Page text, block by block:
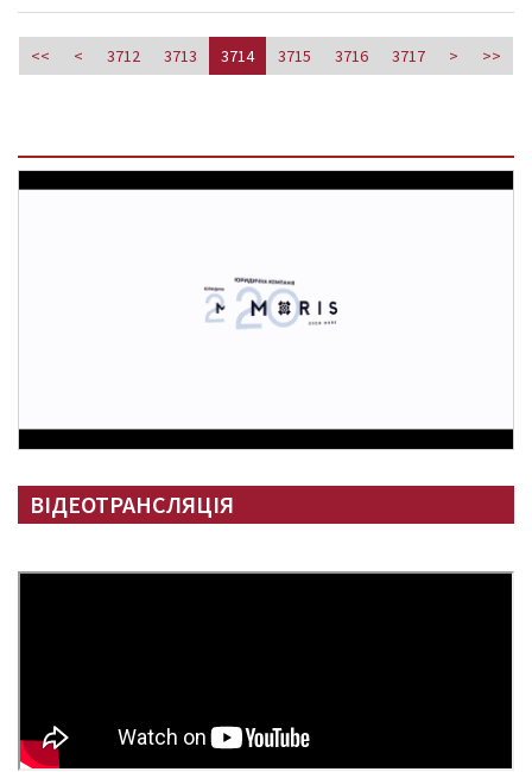
<< < 3712 3713 3714 3715 3716 3717 > >>
ВІДЕОТРАНСЛЯЦІЯ